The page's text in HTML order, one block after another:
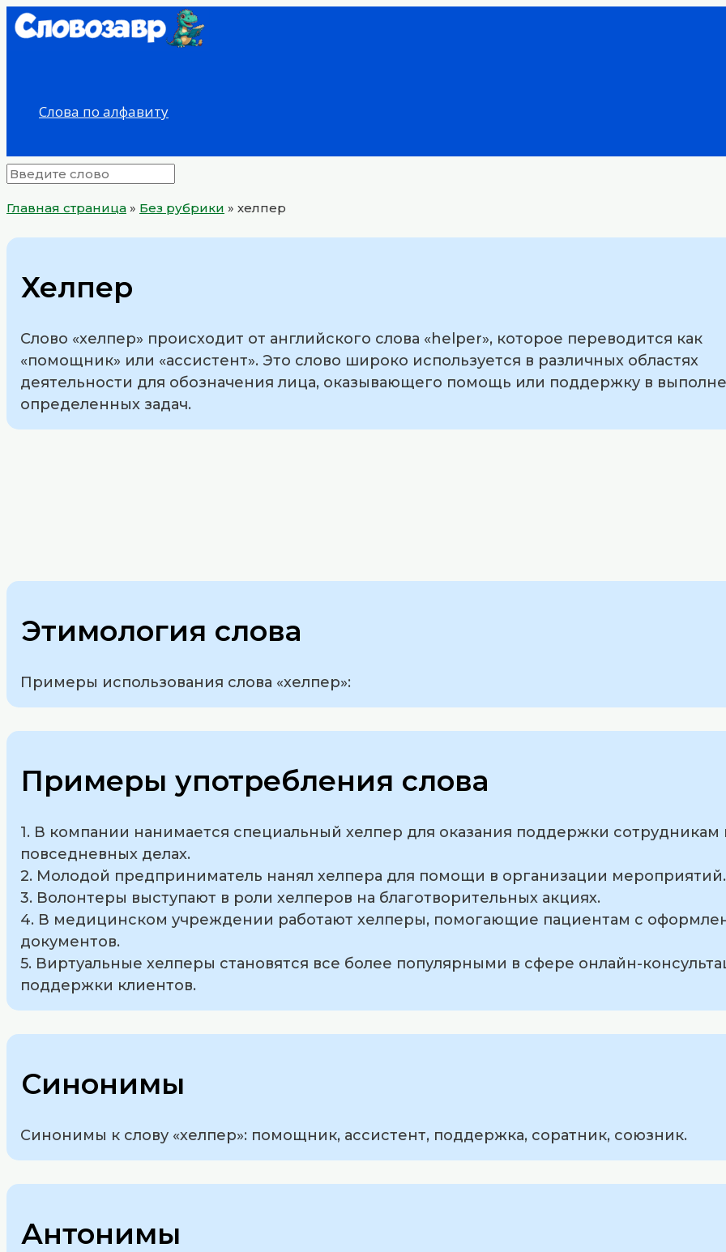
Перейти
Слова по алфавиту
Главная страница » Без рубрики » хелпер
Хелпер
Слово «хелпер» происходит от английского слова «helper», которое переводится как
«помощник» или «ассистент». Это слово широко используется в различных областях
деятельности для обозначения лица, оказывающего помощь или поддержку в
определенных задач.
Этимология слова
Примеры использования слова «хелпер»:
Примеры употребления слова
1. В компании нанимается специальный хелпер для оказания поддержки сотрудникам
повседневных делах.
2. Молодой предприниматель нанял хелпера для помощи в организации мероприятий.
3. Волонтеры выступают в роли хелперов на благотворительных акциях.
4. В медицинском учреждении работают хелперы, помогающие пациентам с
документов.
5. Виртуальные хелперы становятся все более популярными в сфере онлайн-
поддержки клиентов.
Синонимы
Синонимы к слову «хелпер»: помощник, ассистент, поддержка, соратник, союзник.
Антонимы